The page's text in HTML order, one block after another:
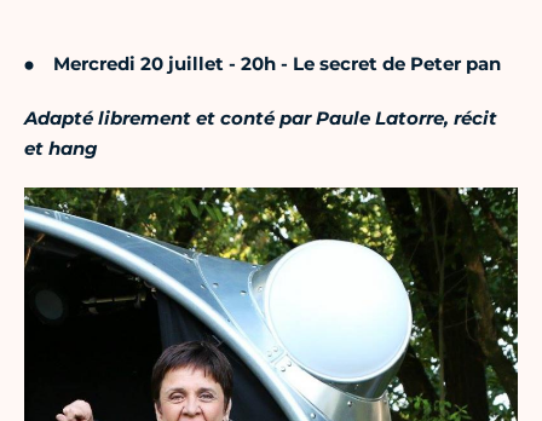
Mercredi 20 juillet - 20h - Le secret de Peter pan
Adapté librement et conté par Paule Latorre, récit
et hang